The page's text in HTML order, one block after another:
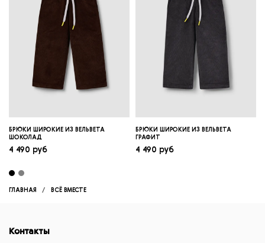
БРЮКИ ШИРОКИЕ ИЗ ВЕЛЬВЕТА
ШОКОЛАД
4 490 руб
БРЮКИ ШИРОКИЕ ИЗ ВЕЛЬВЕТА
ГРАФИТ
4 490 руб
ГЛАВНАЯ ВСЁ ВМЕСТЕ
Контакты